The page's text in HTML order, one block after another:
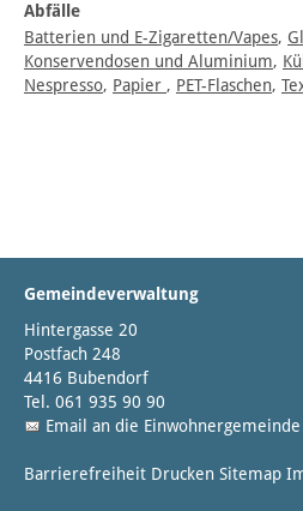
Abfälle
Batterien und E-Zigaretten/Vapes,
Konservendosen und Aluminium,
Nespresso, Papier , PET-Flaschen,
Gemeindeverwaltung
Hintergasse 20
Postfach 248
4416 Bubendorf
Tel. 061 935 90 90
Email an die Einwohnergemeinde
Barrierefreiheit Drucken Sitemap